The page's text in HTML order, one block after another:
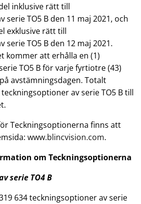
inklusive rätt till
serie TO5 B den 11 maj 2021, och
exklusive rätt till
serie TO5 B den 12 maj 2021.
kommer att erhålla en (1)
TO5 B för varje fyrtiotre (43)
avstämningsdagen. Totalt
av serie TO5 B till
Teckningsoptionerna finns att
www.blincvision.com.
om Teckningsoptionerna
serie TO4 B
634 teckningsoptioner av serie